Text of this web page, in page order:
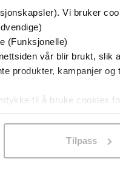
Vi bruker
(Funksjonelle)
vår blir brukt, slik
produkter, kampanjer og
til å bruke cookies
på «Tilpass». Du kan
Tilpass
Hardeberg